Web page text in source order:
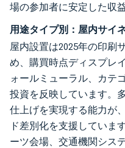
場の参加者に安定した収
用途タイプ別：屋内サイ
屋内設置は2025年の印刷
め、購買時点ディスプレ
ォールミューラル、カテ
投資を反映しています。
仕上げを実現する能力が
ド差別化を支援していま
ーツ会場、交通機関シス